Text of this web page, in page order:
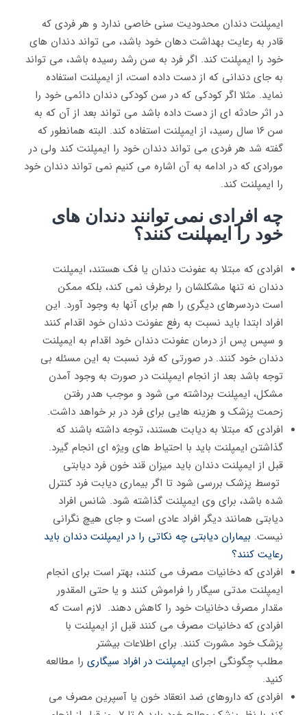
ایمپلنت دندان محدودیت سنی خاصی ندارد و هر فردی که
قادر به رعایت بهداشت دهان خود باشد، می تواند دندان های
خود را ایمپلنت کند. اگر فرد به سن رشد رسیده باشد، می تواند
به جای دندانی که از دست داده است، از ایمپلنت استفاده
نماید. مثلا اگر کودکی که در سن کودکی دندان دائمی خود را
در اثر حادثه ای از دست داده باشد می تواند بعد از آن که به
سن ۱۶ سال رسید، از ایمپلنت استفاده کند. البته همانطور که
گفته شد هر فردی می تواند دندان خود را ایمپلنت کند ولی در
مورادی که در ادامه به آن اشاره می کنیم نمی تواند دندان خود
را ایمپلنت کند.
چه افرادی نمی توانند دندان های
خود را ایمپلنت کنند؟
افرادی که مبتلا به عفونت دندان یا فک هستند، ایمپلنت
دندان نه تنها مشکلشان را برطرف نمی کند، بلکه ممکن
است دردسرهای دیگری را هم برای آنها به وجود آورد. این
افراد ابتدا باید نسبت به رفع عفونت دندان خود اقدام کنند
و سپس پس از درمان عفونت دندان خود اقدام به ایمپلنت
دندان خود کنند. در صورتی که فرد نسبت به این مسئله بی
توجه باشد بعد از انجام ایمپلنت در صورت به وجود آمدن
مشکل، ایمپلنت برداشته می شود و موجب هدر رفتن
زحمت پزشک و هزینه هایی برای فرد در بر خواهد داشت.
افرادی که مبتلا به دیابت هستند، توجه داشته باشند که
گذاشتن ایمپلنت باید با احتیاط های ویژه ای انجام گیرد.
قبل از ایمپلنت دندان باید میزان قند خون فرد دیابتی
توسط پزشک بررسی شود تا اگر بیماری دیابت فرد کنترل
شده باشد، برای وی ایمپلنت گذاشته شود. شانس افراد
دیابتی همانند دیگر افراد عادی است و جای هیچ نگرانی
نیست. بیماران دیابتی چه نکاتی را در ایمپلنت دندان باید
رعایت کنند؟
افرادی که دخانیات مصرف می کنند، بهتر است برای انجام
ایمپلنت مدتی سیگار را فراموش کنند و یا حتی المقدور
مقدار مصرف دخانیات خود را کاهش دهند. لازم است که
افرادی که دخانیات مصرف می کنند قبل از ایمپلنت با
پزشک خود مشورت کنند. برای اطلاعات بیشتر
مطلب چگونگی اجرای ایمپلنت در افراد سیگاری را مطالعه
کنید.
افرادی که داروهای ضد انعقاد خون یا آسپرین مصرف می